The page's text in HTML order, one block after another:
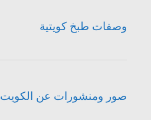
وصفات طبخ كويتية
صور ومنشورات عن الكويت